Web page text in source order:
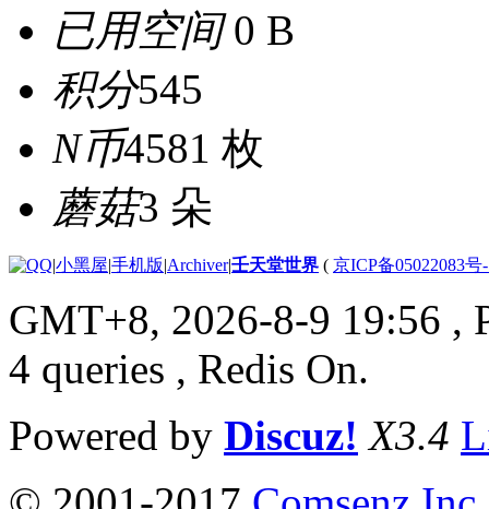
已用空间0 B
积分545
N币4581 枚
蘑菇3 朵
|小黑屋|手机版|Archiver|壬天堂世界 ( 京ICP备05022083号
GMT+8, 2026-8-9 19:56 ,
4 queries , Redis On.
Powered by Discuz! X3.4